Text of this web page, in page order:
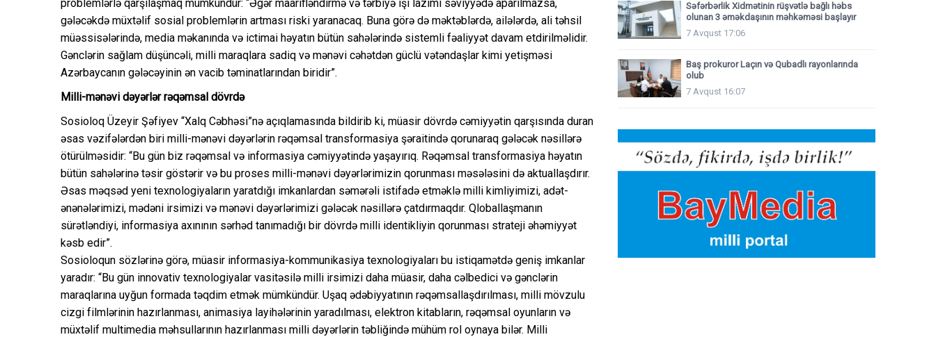
problemlərlə qarşılaşmaq mümkündür: “Əgər maarifləndirmə və tərbiyə işi lazımi səviyyədə aparılmazsa,
gələcəkdə müxtəlif sosial problemlərin artması riski yaranacaq. Buna görə də məktəblərdə, ailələrdə, ali təhsil
müəssisələrində, media məkanında və ictimai həyatın bütün sahələrində sistemli fəaliyyət davam etdirilməlidir.
Gənclərin sağlam düşüncəli, milli maraqlara sadiq və mənəvi cəhətdən güclü vətəndaşlar kimi yetişməsi
Azərbaycanın gələcəyinin ən vacib təminatlarından biridir”.
Milli-mənəvi dəyərlər rəqəmsal dövrdə
Sosioloq Üzeyir Şəfiyev “Xalq Cəbhəsi”nə açıqlamasında bildirib ki, müasir dövrdə cəmiyyətin qarşısında duran
əsas vəzifələrdən biri milli-mənəvi dəyərlərin rəqəmsal transformasiya şəraitində qorunaraq gələcək nəsillərə
ötürülməsidir: “Bu gün biz rəqəmsal və informasiya cəmiyyətində yaşayırıq. Rəqəmsal transformasiya həyatın
bütün sahələrinə təsir göstərir və bu proses milli-mənəvi dəyərlərimizin qorunması məsələsini də aktuallaşdırır.
Əsas məqsəd yeni texnologiyaların yaratdığı imkanlardan səmərəli istifadə etməklə milli kimliyimizi, adət-
ənənələrimizi, mədəni irsimizi və mənəvi dəyərlərimizi gələcək nəsillərə çatdırmaqdır. Qloballaşmanın
sürətləndiyi, informasiya axınının sərhəd tanımadığı bir dövrdə milli identikliyin qorunması strateji əhəmiyyət
kəsb edir”.
Sosioloqun sözlərinə görə, müasir informasiya-kommunikasiya texnologiyaları bu istiqamətdə geniş imkanlar
yaradır: “Bu gün innovativ texnologiyalar vasitəsilə milli irsimizi daha müasir, daha cəlbedici və gənclərin
maraqlarına uyğun formada təqdim etmək mümkündür. Uşaq ədəbiyyatının rəqəmsallaşdırılması, milli mövzulu
cizgi filmlərinin hazırlanması, animasiya layihələrinin yaradılması, elektron kitabların, rəqəmsal oyunların və
müxtəlif multimedia məhsullarının hazırlanması milli dəyərlərin təbliğində mühüm rol oynaya bilər. Milli
Səfərbərlik Xidmətinin rüşvətlə bağlı həbs
olunan 3 əməkdaşının məhkəməsi başlayır
7 Avqust 17:06
Baş prokuror Laçın və Qubadlı rayonlarında
olub
7 Avqust 16:07